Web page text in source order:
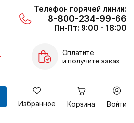
Телефон горячей линии:
8-800-234-99-66
Пн-Пт: 9:00 - 18:00
Оплатите
и получите заказ
Избранное Корзина Войти